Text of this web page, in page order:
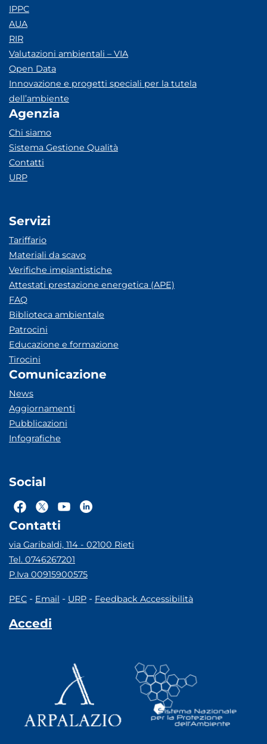
IPPC
AUA
RIR
Valutazioni ambientali – VIA
Open Data
Innovazione e progetti speciali per la tutela
dell’ambiente
Agenzia
Chi siamo
Sistema Gestione Qualità
Contatti
URP
Servizi
Tariffario
Materiali da scavo
Verifiche impiantistiche
Attestati prestazione energetica (APE)
FAQ
Biblioteca ambientale
Patrocini
Educazione e formazione
Tirocini
Comunicazione
News
Aggiornamenti
Pubblicazioni
Infografiche
Social
Contatti
via Garibaldi, 114 - 02100 Rieti
Tel. 0746267201
P.Iva 00915900575
PEC - Email - URP - Feedback Accessibilità
Accedi